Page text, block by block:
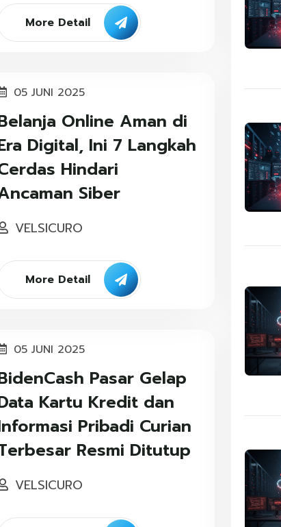
More Detail
05 JUNI 2025
Online Aman di
Digital, Ini 7 Langkah
Hindari
Siber
VELSICURO
More Detail
05 JUNI 2025
Pasar Gelap
Kartu Kredit dan
Pribadi Curian
Resmi Ditutup
VELSICURO